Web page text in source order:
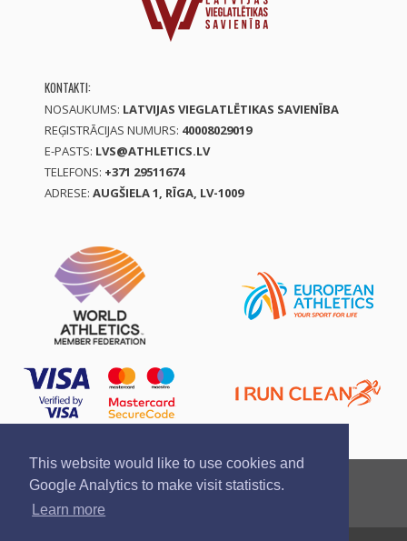
This website would like to use cookies and
Google Analytics to make visit statistics.
Learn more
KONTAKTI:
NOSAUKUMS: LATVIJAS VIEGLATLĒTIKAS SAVIENĪBA
REĢISTRĀCIJAS NUMURS: 40008029019
E-PASTS: LVS@ATHLETICS.LV
TELEFONS: +371 29511674
ADRESE: AUGŠIELA 1, RĪGA, LV-1009
Ziņo par pārkāpumu
Privātuma politika
Pirkšanas un atgriešanas noteikumi